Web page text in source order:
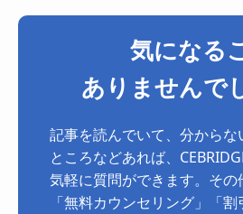
気になる
ありませんで
記事を読んでいて、分からな
ところなどあれば、
気軽に質問ができます。その
「無料カウンセリング」「